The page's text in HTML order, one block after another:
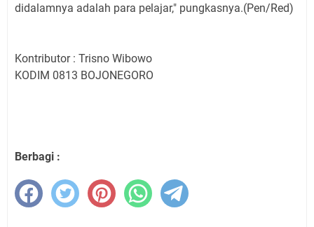
didalamnya adalah para pelajar," pungkasnya.(Pen/Red)
Kontributor : Trisno Wibowo
KODIM 0813 BOJONEGORO
Berbagi :